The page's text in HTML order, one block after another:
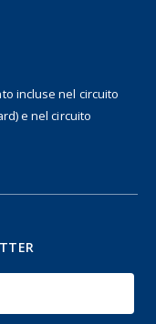
incluse nel circuito
e nel circuito